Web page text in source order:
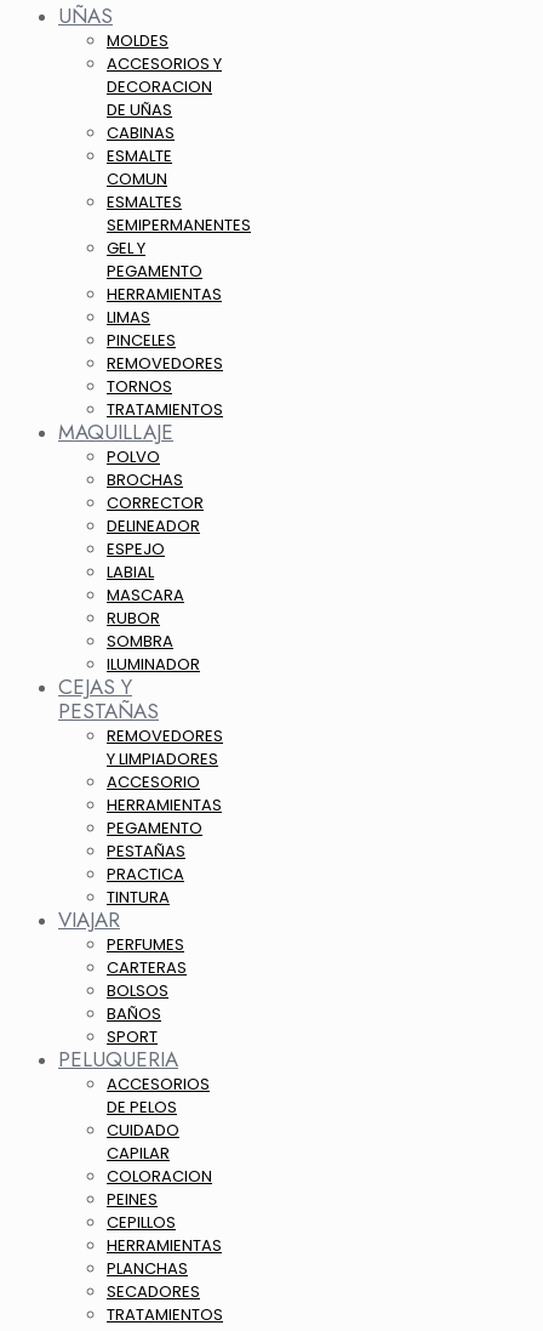
UÑAS
MOLDES
ACCESORIOS Y
DECORACION
DE UÑAS
CABINAS
ESMALTE
COMUN
ESMALTES
SEMIPERMANENTES
GEL Y
PEGAMENTO
HERRAMIENTAS
LIMAS
PINCELES
REMOVEDORES
TORNOS
TRATAMIENTOS
MAQUILLAJE
POLVO
BROCHAS
CORRECTOR
DELINEADOR
ESPEJO
LABIAL
MASCARA
RUBOR
SOMBRA
ILUMINADOR
CEJAS Y
PESTAÑAS
REMOVEDORES
Y LIMPIADORES
ACCESORIO
HERRAMIENTAS
PEGAMENTO
PESTAÑAS
PRACTICA
TINTURA
VIAJAR
PERFUMES
CARTERAS
BOLSOS
BAÑOS
SPORT
PELUQUERIA
ACCESORIOS
DE PELOS
CUIDADO
CAPILAR
COLORACION
PEINES
CEPILLOS
HERRAMIENTAS
PLANCHAS
SECADORES
TRATAMIENTOS